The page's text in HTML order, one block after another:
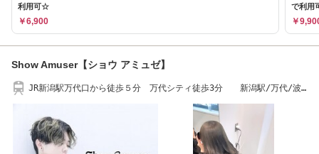
利用可☆
￥6,900
で利用
￥
Show Amuser【ショウ アミュゼ】
JR新潟駅万代口から徒歩５分 万代シティ徒歩3分 新潟駅/万代/波